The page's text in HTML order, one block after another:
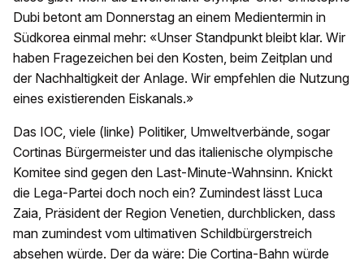
Dubi betont am Donnerstag an einem Medientermin in
Südkorea einmal mehr: «Unser Standpunkt bleibt klar. Wir
haben Fragezeichen bei den Kosten, beim Zeitplan und
der Nachhaltigkeit der Anlage. Wir empfehlen die Nutzung
eines existierenden Eiskanals.»
Das IOC, viele (linke) Politiker, Umweltverbände, sogar
Cortinas Bürgermeister und das italienische olympische
Komitee sind gegen den Last-Minute-Wahnsinn. Knickt
die Lega-Partei doch noch ein? Zumindest lässt Luca
Zaia, Präsident der Region Venetien, durchblicken, dass
man zumindest vom ultimativen Schildbürgerstreich
absehen würde. Der da wäre: Die Cortina-Bahn würde